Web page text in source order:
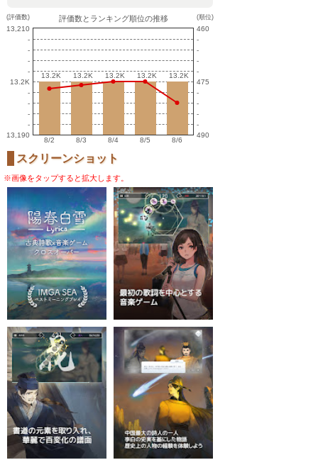
(評価数)
13,210
-
-
-
-
13.2K
-
-
-
-
13,190
評価数とランキング順位の推移
13.2K
13.2K 13.2K
13.2K 13.2K
13.2K 13.2K
13.2K 13.2K
13.2K
8/2 8/3 8/4 8/5 8/6
(順位)
460
-
-
-
-
475
-
-
-
-
490
スクリーンショット
※画像をタップすると拡大します。